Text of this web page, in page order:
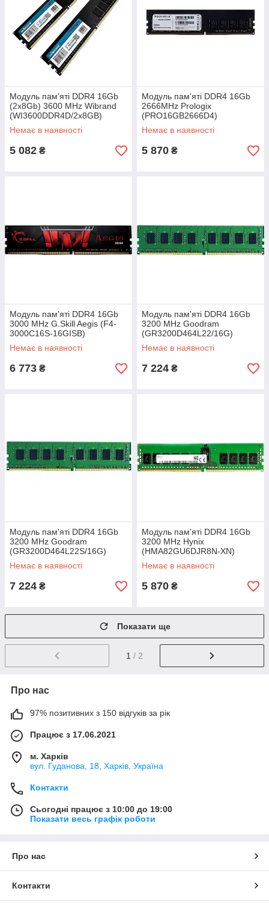
Модуль пам'яті DDR4 16Gb
(2x8Gb) 3600 MHz Wibrand
(WI3600DDR4D/2x8GB)
Немає в наявності
5 082 ₴
Модуль пам'яті DDR4 16Gb
2666MHz Prologix
(PRO16GB2666D4)
Немає в наявності
5 870 ₴
Модуль пам'яті DDR4 16Gb
3000 MHz G.Skill Aegis (F4-
3000C16S-16GISB)
Немає в наявності
6 773 ₴
Модуль пам'яті DDR4 16Gb
3200 MHz Goodram
(GR3200D464L22/16G)
Немає в наявності
7 224 ₴
Модуль пам'яті DDR4 16Gb
3200 MHz Goodram
(GR3200D464L22S/16G)
Немає в наявності
7 224 ₴
Модуль пам'яті DDR4 16Gb
3200 MHz Hynix
(HMA82GU6DJR8N-XN)
Немає в наявності
5 870 ₴
Показати ще
1 / 2
Про нас
97% позитивних з 150 відгуків за рік
Працює з 17.06.2021
м. Харків
вул. Гуданова, 18, Харків, Україна
Контакти
Сьогодні працює з 10:00 до 19:00
Показати весь графік роботи
Про нас
Контакти